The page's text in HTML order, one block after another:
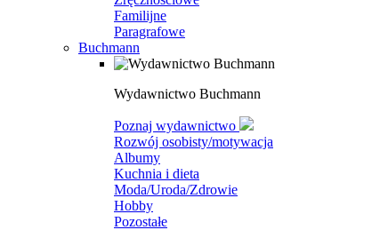
Familijne
Paragrafowe
Buchmann
Wydawnictwo Buchmann
Poznaj wydawnictwo
Rozwój osobisty/motywacja
Albumy
Kuchnia i dieta
Moda/Uroda/Zdrowie
Hobby
Pozostałe